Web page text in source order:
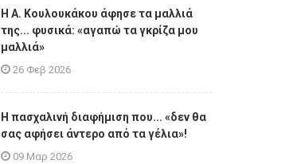
Η A. Κουλουκάκου άφησε τα μαλλιά
της... φυσικά: «αγαπώ τα γκρίζα μου
μαλλιά»
26 Φεβ 2026
Η πασχαλινή διαφήμιση που... «δεν θα
σας αφήσει άντερο από τα γέλια»!
09 Μαρ 2026